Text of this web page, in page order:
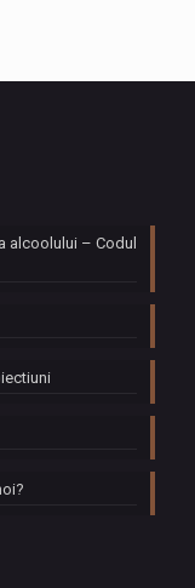
alcoolului – Codul